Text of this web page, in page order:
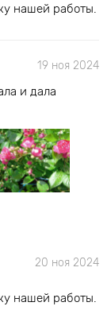
нашей работы.
19 ноя 2024
и дала
20 ноя 2024
нашей работы.